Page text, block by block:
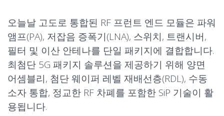
오늘날 고도로 통합된 RF 프런트 엔드 모듈은 파워
앰프(PA), 저잡음 증폭기(LNA), 스위치, 트랜시버,
필터 및 이산 안테나를 단일 패키지에 결합합니다.
최첨단 5G 패키지 솔루션을 제공하기 위해 양면
어셈블리, 첨단 웨이퍼 레벨 재배선층(RDL), 수동
소자 통합, 정교한 RF 차폐를 포함한 SiP 기술이 활
용됩니다.